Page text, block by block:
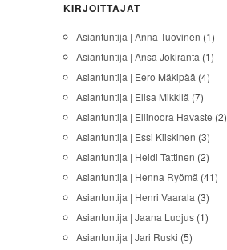
KIRJOITTAJAT
Asiantuntija | Anna Tuovinen (1)
Asiantuntija | Ansa Jokiranta (1)
Asiantuntija | Eero Mäkipää (4)
Asiantuntija | Elisa Mikkilä (7)
Asiantuntija | Ellinoora Havaste (2)
Asiantuntija | Essi Kiiskinen (3)
Asiantuntija | Heidi Tattinen (2)
Asiantuntija | Henna Ryömä (41)
Asiantuntija | Henri Vaarala (3)
Asiantuntija | Jaana Luojus (1)
Asiantuntija | Jari Ruski (5)